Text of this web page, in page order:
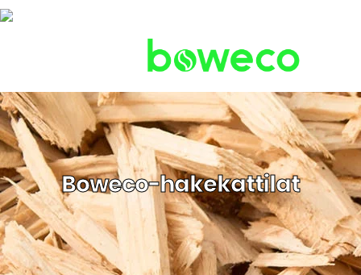
Boweco-hakekattilat